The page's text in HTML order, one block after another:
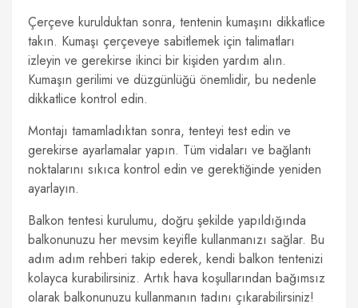
Çerçeve kurulduktan sonra, tentenin kumaşını dikkatlice
takın. Kumaşı çerçeveye sabitlemek için talimatları
izleyin ve gerekirse ikinci bir kişiden yardım alın.
Kumaşın gerilimi ve düzgünlüğü önemlidir, bu nedenle
dikkatlice kontrol edin.
Montajı tamamladıktan sonra, tenteyi test edin ve
gerekirse ayarlamalar yapın. Tüm vidaları ve bağlantı
noktalarını sıkıca kontrol edin ve gerektiğinde yeniden
ayarlayın.
Balkon tentesi kurulumu, doğru şekilde yapıldığında
balkonunuzu her mevsim keyifle kullanmanızı sağlar. Bu
adım adım rehberi takip ederek, kendi balkon tentenizi
kolayca kurabilirsiniz. Artık hava koşullarından bağımsız
olarak balkonunuzu kullanmanın tadını çıkarabilirsiniz!